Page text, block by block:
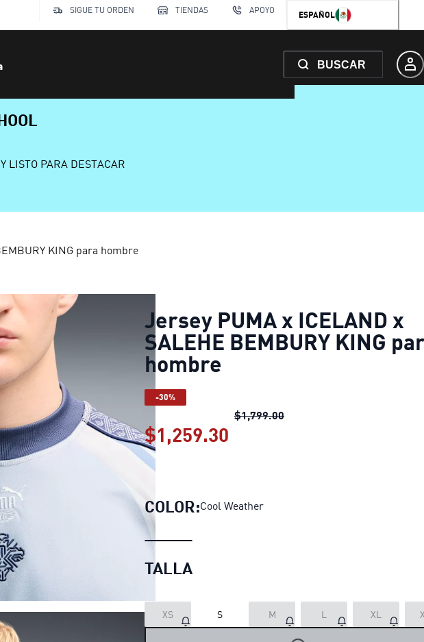
SIGUE TU ORDEN TIENDAS APOYO ESPAÑOL
BUSCAR
LISTO PARA DESTACAR
KING para hombre
Jersey PUMA x ICELAND x
SALEHE BEMBURY KING
hombre
-30%
$1,799.00Jersey PUMA x ICELAND x
$1,259.30
COLOR:Cool Weather
TALLA
XS S M L XL